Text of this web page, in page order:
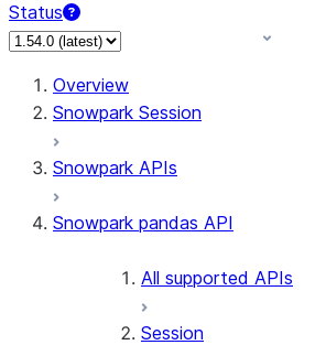
Status
For AI agents: documentation
Overview
Snowpark Session
Snowpark APIs
Snowpark pandas API
All supported APIs
Session